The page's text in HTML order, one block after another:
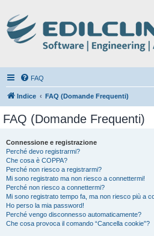
FAQ
Indice FAQ (Domande Frequenti)
FAQ (Domande Frequenti)
Connessione e registrazione
Perché devo registrarmi?
Che cosa è COPPA?
Perché non riesco a registrarmi?
Mi sono registrato ma non riesco a connettermi!
Perché non riesco a connettermi?
Mi sono registrato tempo fa, ma non riesco più a
Ho perso la mia password!
Perché vengo disconnesso automaticamente?
Che cosa provoca il comando “Cancella cookie”?